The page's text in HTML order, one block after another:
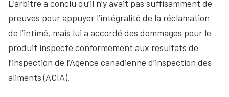
L’arbitre a conclu qu’il n’y avait pas suffisamment de
preuves pour appuyer l’intégralité de la réclamation
de l’intimé, mais lui a accordé des dommages pour le
produit inspecté conformément aux résultats de
l’inspection de l’Agence canadienne d’inspection des
aliments (ACIA).